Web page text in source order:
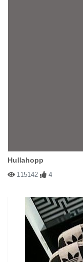
Hullahopp
115142 4